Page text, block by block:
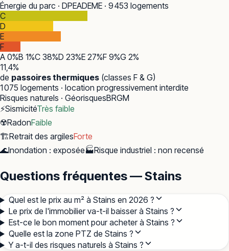
Énergie du parc · DPEADEME · 9 453 logements
C
D
E
F
A 0%B 1%C 38%D 23%E 27%F 9%G 2%
11,4%
de passoires thermiques (classes F & G)
1 075 logements · location progressivement interdite
Risques naturels · GéorisquesBRGM
⚡SismicitéTrès faible
☢️RadonFaible
🏗️Retrait des argilesForte
🌊Inondation : exposée🏭Risque industriel : non recensé
Questions fréquentes — Stains
Quel est le prix au m² à Stains en 2026 ?
Le prix de l'immobilier va-t-il baisser à Stains ?
Est-ce le bon moment pour acheter à Stains ?
Quelle est la zone PTZ de Stains ?
Y a-t-il des risques naturels à Stains ?